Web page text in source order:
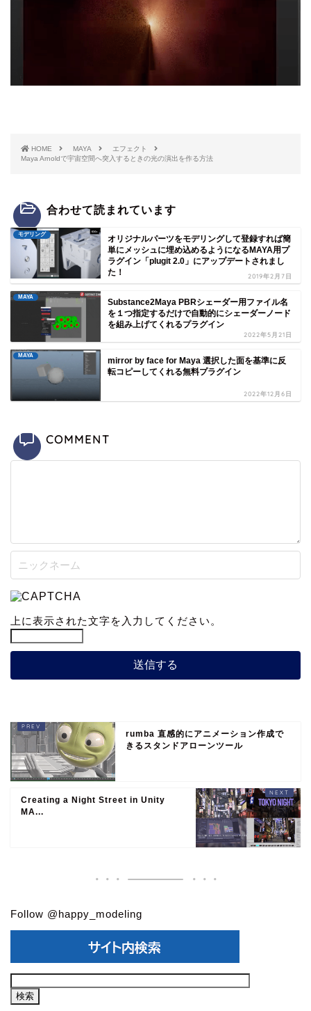
HOME MAYA
エフェクト
Maya Arnoldで宇宙空間へ突入するときの光の演出を作る方法
合わせて読まれています
モデリング
オリジナルパーツをモデリングして登録すれば簡
単にメッシュに埋め込めるようになるMAYA用プ
ラグイン「plugit 2.0」にアップデートされまし
た！
2019年2月7日
MAYA
Substance2Maya PBRシェーダー用ファイル名
を１つ指定するだけで自動的にシェーダーノード
を組み上げてくれるプラグイン
2022年5月21日
MAYA
mirror by face for Maya 選択した面を基準に反
転コピーしてくれる無料プラグイン
2022年12月6日
COMMENT
上に表示された文字を入力してください。
rumba 直感的にアニメーション作成で
きるスタンドアローンツール
Creating a Night Street in Unity
MA...
Follow @happy_modeling